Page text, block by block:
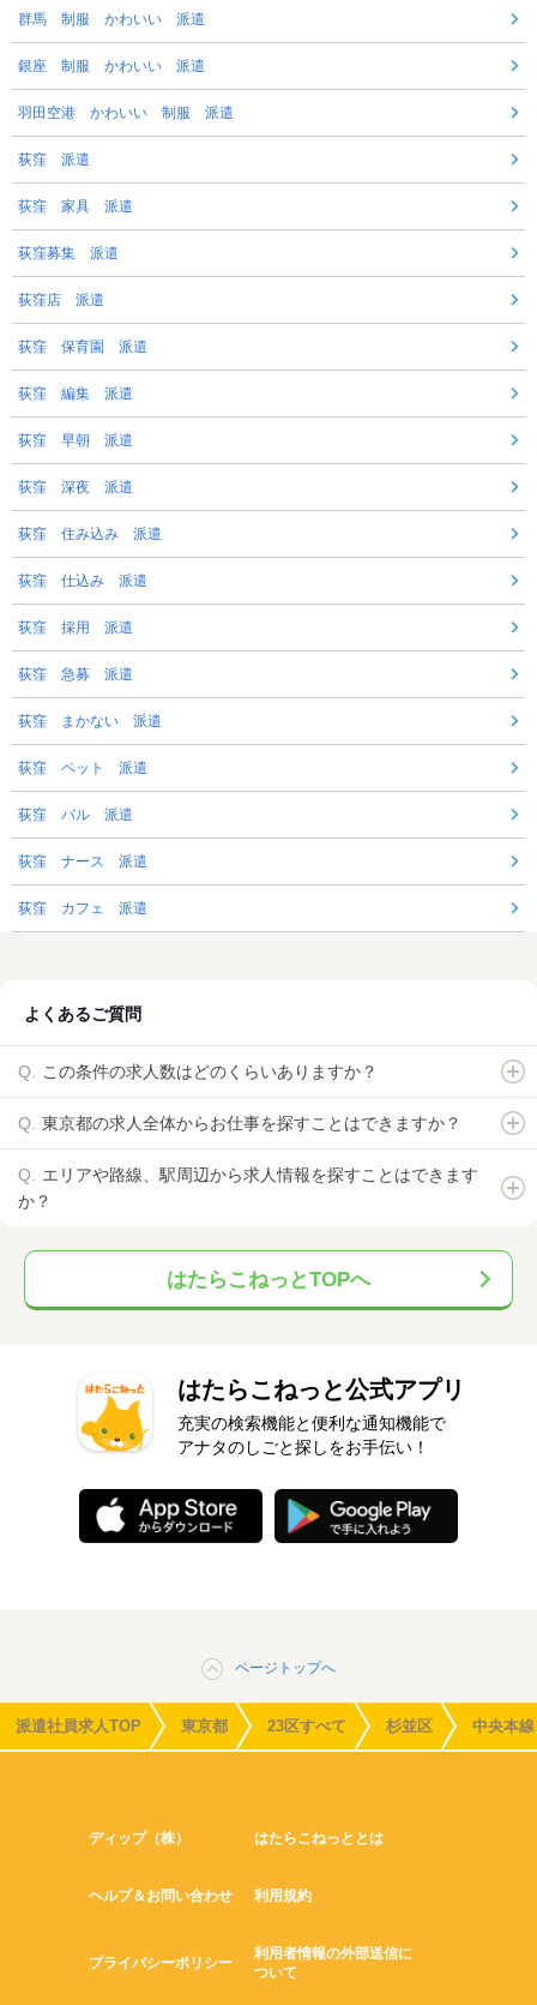
群馬 制服 かわいい 派遣
銀座 制服 かわいい 派遣
羽田空港 かわいい 制服 派遣
荻窪 派遣
荻窪 家具 派遣
荻窪募集 派遣
荻窪店 派遣
荻窪 保育園 派遣
荻窪 編集 派遣
荻窪 早朝 派遣
荻窪 深夜 派遣
荻窪 住み込み 派遣
荻窪 仕込み 派遣
荻窪 採用 派遣
荻窪 急募 派遣
荻窪 まかない 派遣
荻窪 ペット 派遣
荻窪 バル 派遣
荻窪 ナース 派遣
荻窪 カフェ 派遣
よくあるご質問
この条件の求人数はどのくらいありますか？
東京都の求人全体からお仕事を探すことはできますか？
エリアや路線、駅周辺から求人情報を探すことはできます
か？
はたらこねっとTOPへ
はたらこねっと公式アプリ
充実の検索機能と便利な通知機能で
アナタのしごと探しをお手伝い！
ページトップへ
派遣社員求人TOP 東京都 23区すべて 杉並区 中央本線
ディップ（株） はたらこねっととは
ヘルプ＆お問い合わせ 利用規約
プライバシーポリシー
利用者情報の外部送信に
ついて